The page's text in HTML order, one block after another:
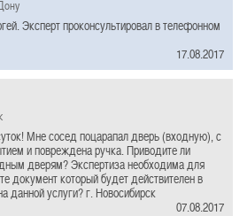
Эксперт проконсультировал в телефонном
17.08.2017
Мне сосед поцарапал дверь (входную), с
и повреждена ручка. Приводите ли
дверям? Экспертиза необходима для
документ который будет действителен в
данной услуги? г. Новосибирск
07.08.2017